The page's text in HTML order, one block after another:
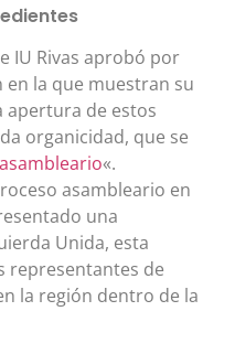
IU Rivas aprobó por
la que muestran su
apertura de estos
organicidad, que se
«.
asambleario en
una
Unida, esta
representantes de
la región dentro de la